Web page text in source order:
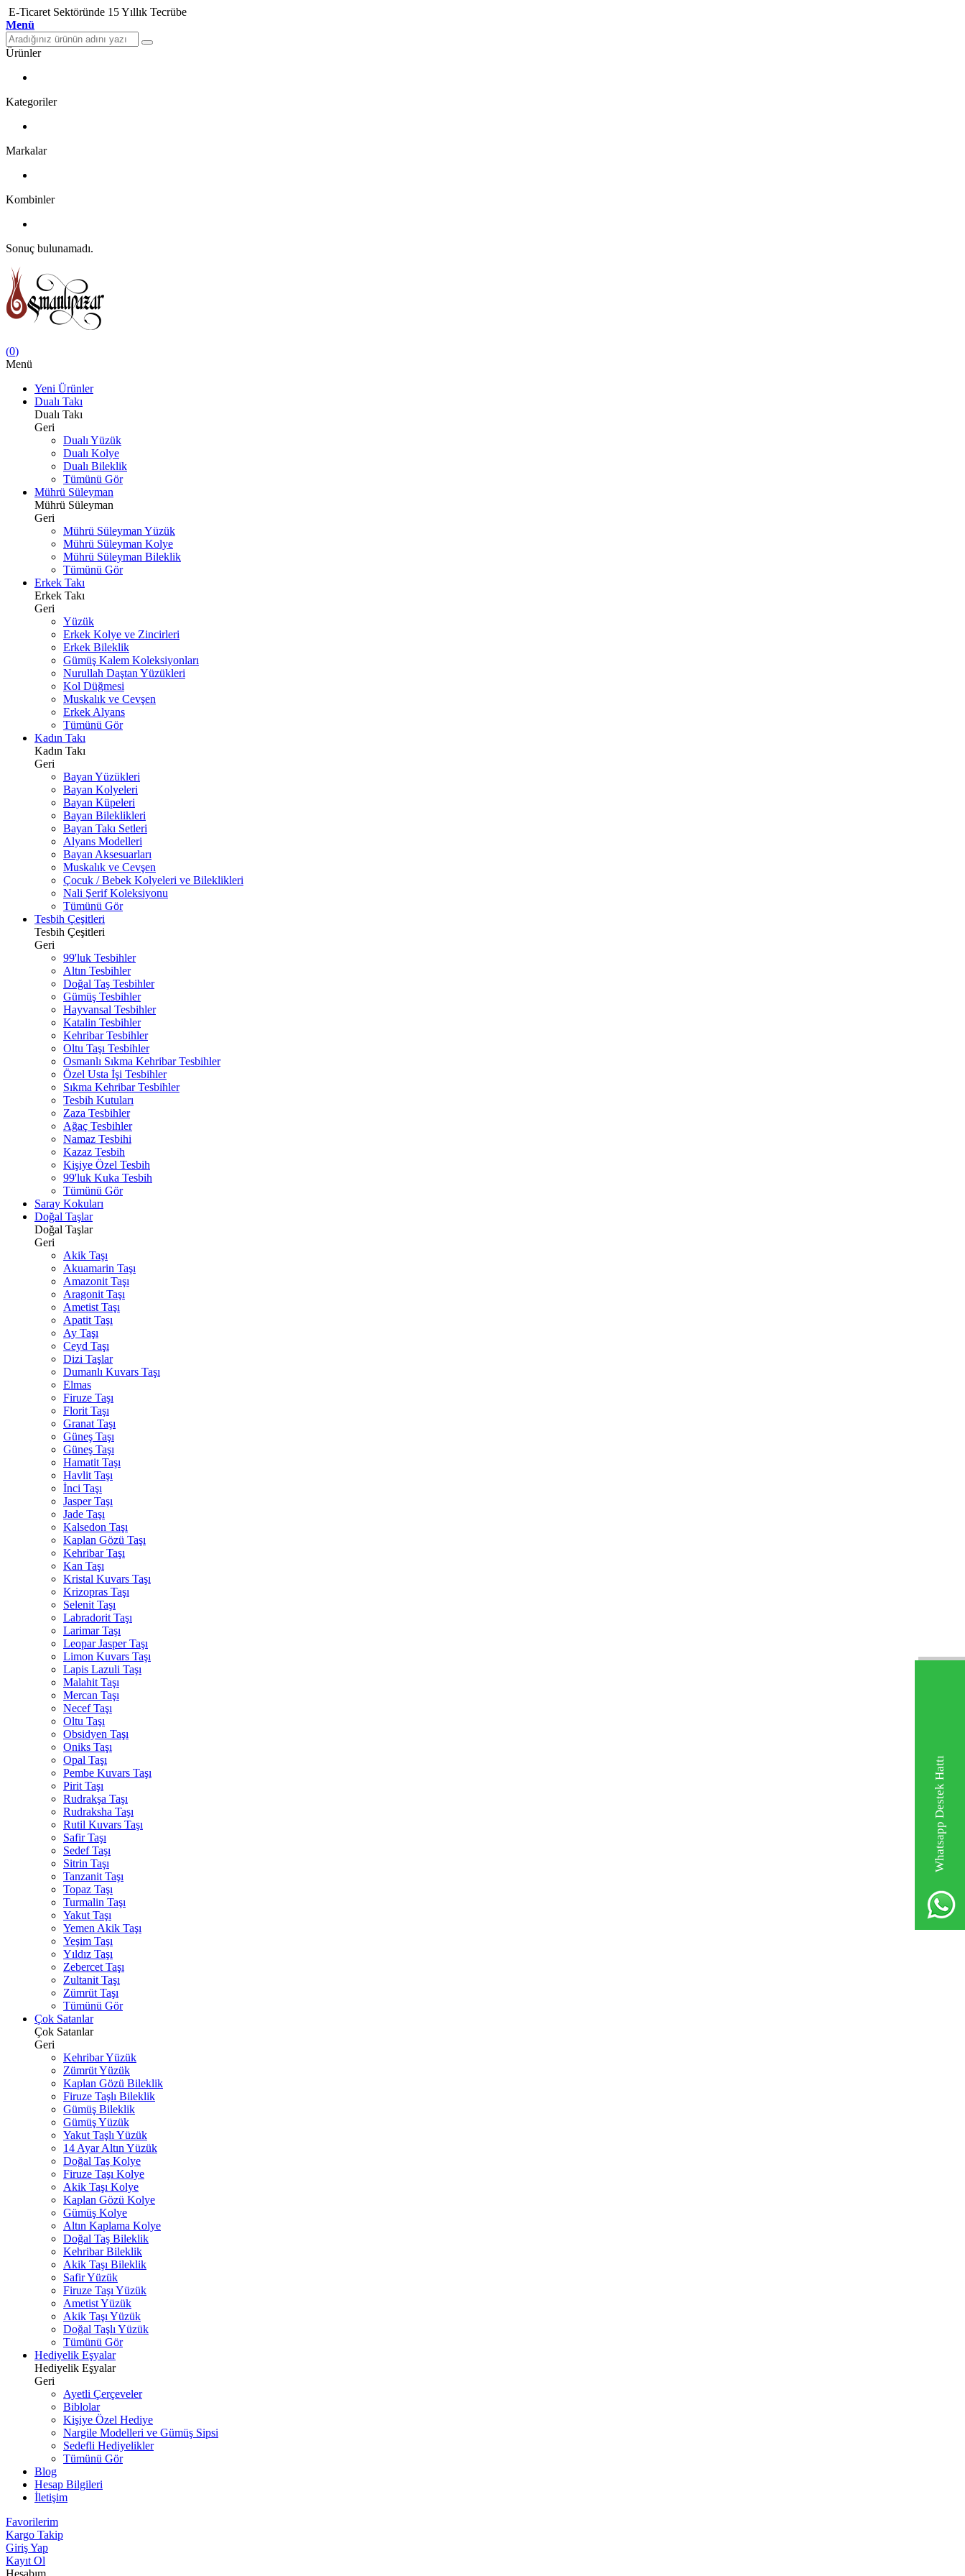
Whatsapp Destek Hattı
E-Ticaret Sektöründe 15 Yıllık Tecrübe
Menü
Ürünler
Kategoriler
Markalar
Kombinler
Sonuç bulunamadı.
(0)
Menü
Yeni Ürünler
Dualı Takı
Dualı Takı
Geri
Dualı Yüzük
Dualı Kolye
Dualı Bileklik
Tümünü Gör
Mührü Süleyman
Mührü Süleyman
Geri
Mührü Süleyman Yüzük
Mührü Süleyman Kolye
Mührü Süleyman Bileklik
Tümünü Gör
Erkek Takı
Erkek Takı
Geri
Yüzük
Erkek Kolye ve Zincirleri
Erkek Bileklik
Gümüş Kalem Koleksiyonları
Nurullah Daştan Yüzükleri
Kol Düğmesi
Muskalık ve Cevşen
Erkek Alyans
Tümünü Gör
Kadın Takı
Kadın Takı
Geri
Bayan Yüzükleri
Bayan Kolyeleri
Bayan Küpeleri
Bayan Bileklikleri
Bayan Takı Setleri
Alyans Modelleri
Bayan Aksesuarları
Muskalık ve Cevşen
Çocuk / Bebek Kolyeleri ve Bileklikleri
Nali Şerif Koleksiyonu
Tümünü Gör
Tesbih Çeşitleri
Tesbih Çeşitleri
Geri
99'luk Tesbihler
Altın Tesbihler
Doğal Taş Tesbihler
Gümüş Tesbihler
Hayvansal Tesbihler
Katalin Tesbihler
Kehribar Tesbihler
Oltu Taşı Tesbihler
Osmanlı Sıkma Kehribar Tesbihler
Özel Usta İşi Tesbihler
Sıkma Kehribar Tesbihler
Tesbih Kutuları
Zaza Tesbihler
Ağaç Tesbihler
Namaz Tesbihi
Kazaz Tesbih
Kişiye Özel Tesbih
99'luk Kuka Tesbih
Tümünü Gör
Saray Kokuları
Doğal Taşlar
Doğal Taşlar
Geri
Akik Taşı
Akuamarin Taşı
Amazonit Taşı
Aragonit Taşı
Ametist Taşı
Apatit Taşı
Ay Taşı
Ceyd Taşı
Dizi Taşlar
Dumanlı Kuvars Taşı
Elmas
Firuze Taşı
Florit Taşı
Granat Taşı
Güneş Taşı
Güneş Taşı
Hamatit Taşı
Havlit Taşı
İnci Taşı
Jasper Taşı
Jade Taşı
Kalsedon Taşı
Kaplan Gözü Taşı
Kehribar Taşı
Kan Taşı
Kristal Kuvars Taşı
Krizopras Taşı
Selenit Taşı
Labradorit Taşı
Larimar Taşı
Leopar Jasper Taşı
Limon Kuvars Taşı
Lapis Lazuli Taşı
Malahit Taşı
Mercan Taşı
Necef Taşı
Oltu Taşı
Obsidyen Taşı
Oniks Taşı
Opal Taşı
Pembe Kuvars Taşı
Pirit Taşı
Rudrakşa Taşı
Rudraksha Taşı
Rutil Kuvars Taşı
Safir Taşı
Sedef Taşı
Sitrin Taşı
Tanzanit Taşı
Topaz Taşı
Turmalin Taşı
Yakut Taşı
Yemen Akik Taşı
Yeşim Taşı
Yıldız Taşı
Zebercet Taşı
Zultanit Taşı
Zümrüt Taşı
Tümünü Gör
Çok Satanlar
Çok Satanlar
Geri
Kehribar Yüzük
Zümrüt Yüzük
Kaplan Gözü Bileklik
Firuze Taşlı Bileklik
Gümüş Bileklik
Gümüş Yüzük
Yakut Taşlı Yüzük
14 Ayar Altın Yüzük
Doğal Taş Kolye
Firuze Taşı Kolye
Akik Taşı Kolye
Kaplan Gözü Kolye
Gümüş Kolye
Altın Kaplama Kolye
Doğal Taş Bileklik
Kehribar Bileklik
Akik Taşı Bileklik
Safir Yüzük
Firuze Taşı Yüzük
Ametist Yüzük
Akik Taşı Yüzük
Doğal Taşlı Yüzük
Tümünü Gör
Hediyelik Eşyalar
Hediyelik Eşyalar
Geri
Ayetli Çerçeveler
Biblolar
Kişiye Özel Hediye
Nargile Modelleri ve Gümüş Sipsi
Sedefli Hediyelikler
Tümünü Gör
Blog
Hesap Bilgileri
İletişim
Favorilerim
Kargo Takip
Giriş Yap
Kayıt Ol
Hesabım